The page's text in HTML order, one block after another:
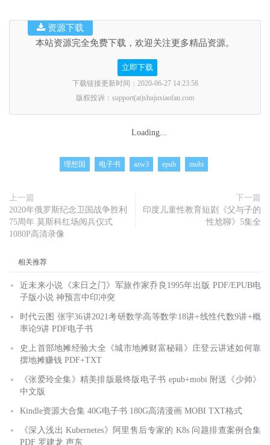
本站资源完全免费下载，欢迎关注更多精品资源。
立即下载
下载链接更新时间：2020-06-27 14:23:58
版权投诉：support(at)shujuxiaofan.com
资源下载
Loading...
理想国 电子书 azw3 epub mobi
上一篇
2020年俄罗斯纪念卫国战争胜利
75周年 莫斯科红场阅兵仪式
1080P高清录像
下一篇
印度儿童性教育短剧《父与子的
性尬聊》5集全
相关推荐
近未来小说《末日之门》军旅作家乔良1995年出版 PDF/EPUB电
子版小说 神预言中印冲突
时代云图 张宇36讲2021考研数学高等数学18讲+线性代数9讲+概
率论9讲 PDF电子书
史上首部地摊经验大全《城市地摊财富秘籍》庄登云讲述如何靠
摆地摊赚钱 PDF+TXT
《张爱玲全集》精美排版最终版电子书 epub+mobi 附送《少帅》
中文版
Kindle资源大合集 40G电子书 180G高清漫画 MOBI TXT格式
《深入浅出 Kubernetes》阿里售后专家的 K8s 问题排查案例合集
PDF 罗建龙 声东